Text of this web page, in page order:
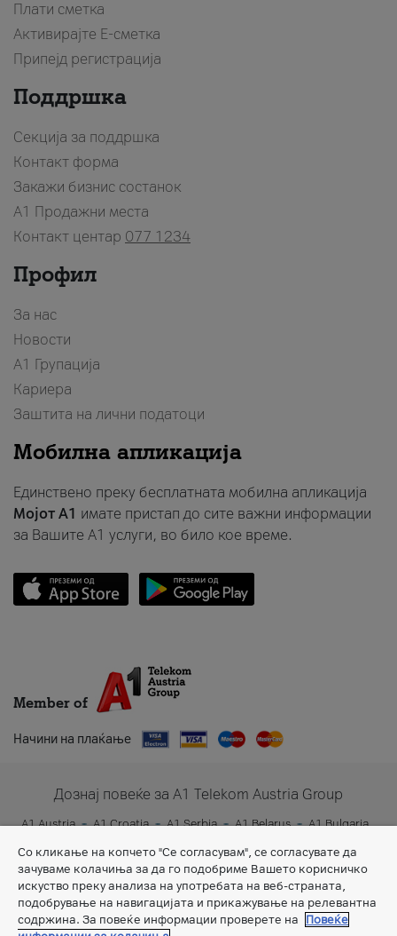
Плати сметка
Активирајте Е-сметка
Припејд регистрација
Поддршка
Секција за поддршка
Контакт форма
Закажи бизнис состанок
A1 Продажни места
Контакт центар 077 1234
Профил
За нас
Новости
А1 Групација
Кариера
Заштита на лични податоци
Мобилна апликација
Единствено преку бесплатната мобилна апликација
Мојот A1 имате пристап до сите важни информации
за Вашите A1 услуги, во било кое време.
Member of
Начини на плаќање
Дознај повеќе за A1 Telekom Austria Group
A1 Austria A1 Croatia A1 Serbia A1 Belarus
A1 Bulgaria
Со кликање на копчето "Се согласувам", се согласувате да
зачуваме колачиња за да го подобриме Вашето корисничко
искуство преку анализа на употребата на веб-страната,
подобрување на навигацијата и прикажување на релевантна
содржина. За повеќе информации проверете на
Повеќе